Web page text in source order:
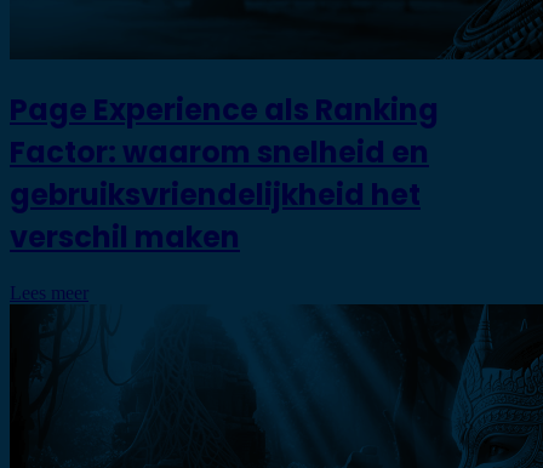
Page Experience als Ranking
Factor: waarom snelheid en
gebruiksvriendelijkheid het
verschil maken
Lees meer